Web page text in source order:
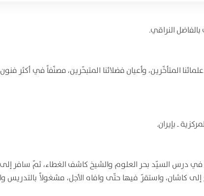
النراقي.
المتأخّرين، وأعيان فضلائنا المتبحّرين، مصنّفاً في أكثر
درس السيّد بحر العلوم والشيخ كاشف الغطاء، ثمّ سافر إلى
واستقرّ فيها حتّى وافاه الأجل، مشغولاً بالتدريس